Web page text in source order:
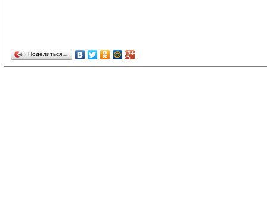
Поделиться…